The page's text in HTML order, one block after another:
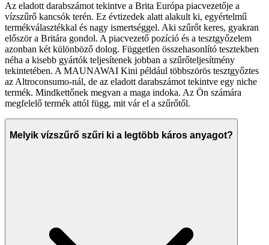
Az eladott darabszámot tekintve a Brita Európa piacvezetője a
vízszűrő kancsók terén. Ez évtizedek alatt alakult ki, egyértelmű
termékválasztékkal és nagy ismertséggel. Aki szűrőt keres, gyakran
először a Britára gondol. A piacvezető pozíció és a tesztgyőzelem
azonban két különböző dolog. Független összehasonlító tesztekben
néha a kisebb gyártók teljesítenek jobban a szűrőteljesítmény
tekintetében. A MAUNAWAI Kini például többszörös tesztgyőztes
az Altroconsumo-nál, de az eladott darabszámot tekintve egy niche
termék. Mindkettőnek megvan a maga indoka. Az Ön számára
megfelelő termék attól függ, mit vár el a szűrőtől.
Melyik vízszűrő szűri ki a legtöbb káros anyagot?